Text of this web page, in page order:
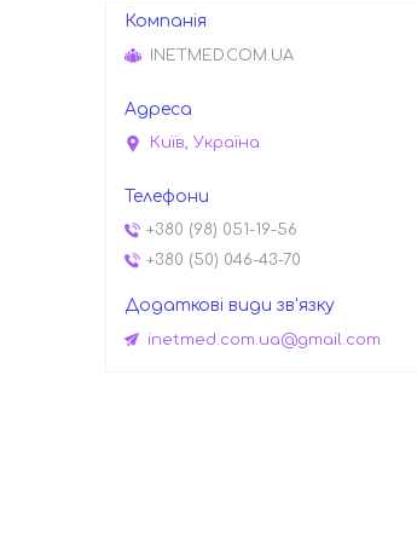
INETMED.COM.UA
Київ, Україна
+380 (98) 051-19-56
+380 (50) 046-43-70
inetmed.com.ua@gmail.com